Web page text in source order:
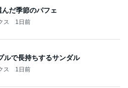
だ季節のパフェ
ス 1日前
ルで長持ちするサンダル
ス 1日前